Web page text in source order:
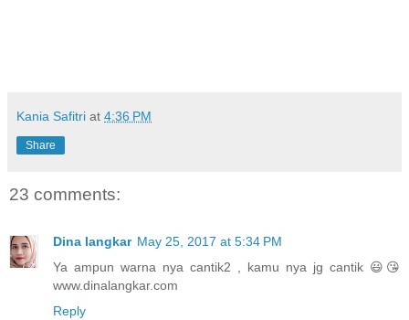
Kania Safitri at 4:36 PM
Share
23 comments:
Dina langkar May 25, 2017 at 5:34 PM
Ya ampun warna nya cantik2 , kamu nya jg cantik 😃😘
www.dinalangkar.com
Reply